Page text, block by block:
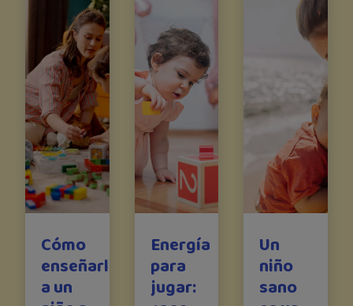
Cómo
enseñarle
a un
Energía
para
jugar:
Un
niño
sano